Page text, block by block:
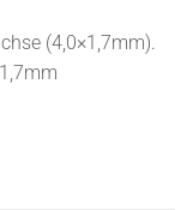
(4,0×1,7mm).